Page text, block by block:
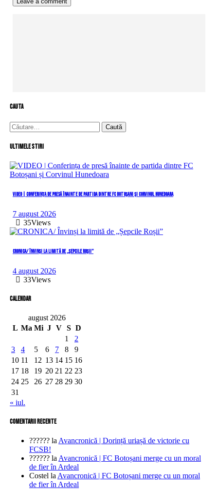
cauta
Caută
după:
Ultimele stiri
VIDEO | Conferința de presă înainte de partida dintre FC Botoșani și Corvinul Hunedoara
7 august 2026
35Views
CRONICA/ Învinși la limită de „Șepcile Roșii”
4 august 2026
33Views
Calendar
august 2026
L Ma Mi J V S D
1
2
3
4 5 6 7 8
9
10 11 12 13 14 15 16
17 18 19 20 21 22 23
24 25 26 27 28 29 30
31
« iul.
comentarii recente
?????? laAvancronică | Dorință uriașă de victorie cu
FCSB!
?????? laAvancronică | FC Botoșani merge cu un moral
de fier în Ardeal
Costel laAvancronică | FC Botoșani merge cu un moral
de fier în Ardeal